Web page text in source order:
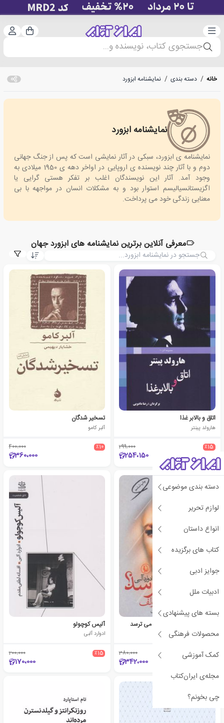
دسته‌بندی سبد
جستجوی کتاب، نویسنده و...
دسته بندی موضوعی
لوازم تحریر
انواع داستان
کتاب های برگزیده
جوایز ادبی
ادبیات ملل
بسته های پیشنهادی
محصولات فرهنگی
کمک آموزشی
مجله‌ی ایران‌کتاب
چی بخونم؟
خانه / دسته بندی / نمایشنامه ابزورد
نمایشنامه ابزورد
absurd drama
نمایشنامه ی ابزورد، سبکی در آثار نمایشی است که پس از جنگ جهانی
دوم و با آثار چند نویسنده ی اروپایی در اواخر دهه ی 1950 میلادی به
وجود آمد. آثار این نویسندگان اغلب بر تفکر هستی گرایی یا
اگزیستانسیالیسم استوار بود و به مشکلات انسان در مواجهه با بی
معنایی زندگی خود می پرداخت.
معرفی آنلاین برترین نمایشنامه های ابزورد جهان
اتاق و بالابر غذا
هارولد پینتر
٪15 299،000
254،150
تسخیر شدگان
آلبر کامو
٪10 400،000
360،000
چه کسی از ویرجینیا وولف می ترسد
ادوارد آلبی
٪10 380،000
342،000
آلیس کوچولو
ادوارد آلبی
٪15 200،000
170،000